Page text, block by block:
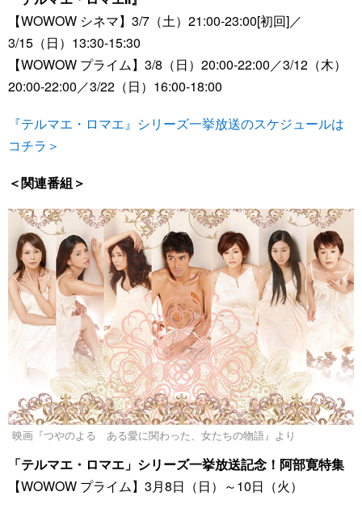
【WOWOW シネマ】3/7（土）21:00-23:00[初回]／
3/15（日）13:30-15:30
【WOWOW プライム】3/8（日）20:00-22:00／3/12（木）
20:00-22:00／3/22（日）16:00-18:00
『テルマエ・ロマエ』シリーズ一挙放送のスケジュールは
コチラ＞
＜関連番組＞
映画『つやのよる ある愛に関わった、女たちの物語』より
「テルマエ・ロマエ」シリーズ一挙放送記念！阿部寛特集
【WOWOW プライム】3月8日（日）～10日（火）